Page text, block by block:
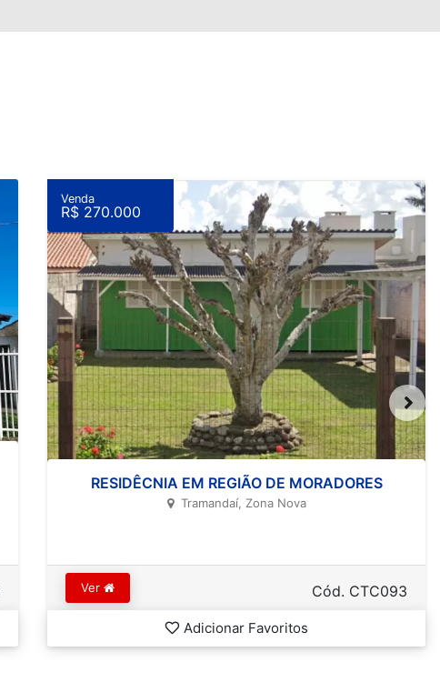
RESIDÊCNIA EM REGIÃO DE MORADORES
Tramandaí, Zona Nova
Venda
R$ 270.000
Ver Cód. CTC093
Adicionar Favoritos